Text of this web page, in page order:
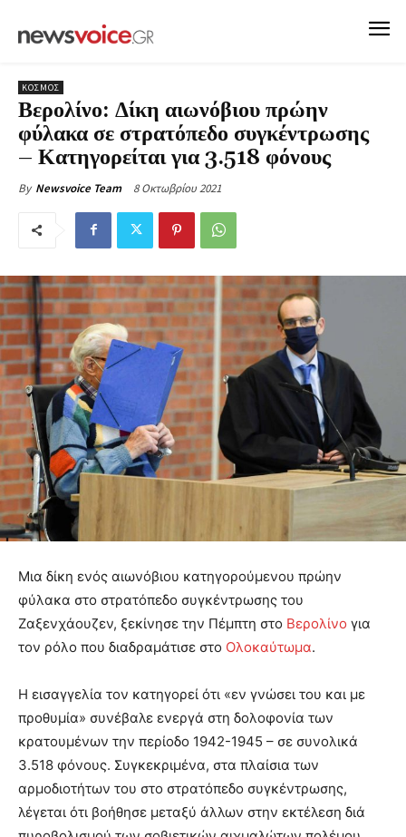
ΚΟΣΜΟΣ
Βερολίνο: Δίκη αιωνόβιου πρώην
φύλακα σε στρατόπεδο συγκέντρωσης
– Κατηγορείται για 3.518 φόνους
By Newsvoice Team 8 Οκτωβρίου 2021
Μια δίκη ενός αιωνόβιου κατηγορούμενου πρώην
φύλακα στο στρατόπεδο συγκέντρωσης του
Ζαξενχάουζεν, ξεκίνησε την Πέμπτη στο Βερολίνο για
τον ρόλο που διαδραμάτισε στο Ολοκαύτωμα.
Η εισαγγελία τον κατηγορεί ότι «εν γνώσει του και με
προθυμία» συνέβαλε ενεργά στη δολοφονία των
κρατουμένων την περίοδο 1942-1945 – σε συνολικά
3.518 φόνους. Συγκεκριμένα, στα πλαίσια των
αρμοδιοτήτων του στο στρατόπεδο συγκέντρωσης,
λέγεται ότι βοήθησε μεταξύ άλλων στην εκτέλεση διά